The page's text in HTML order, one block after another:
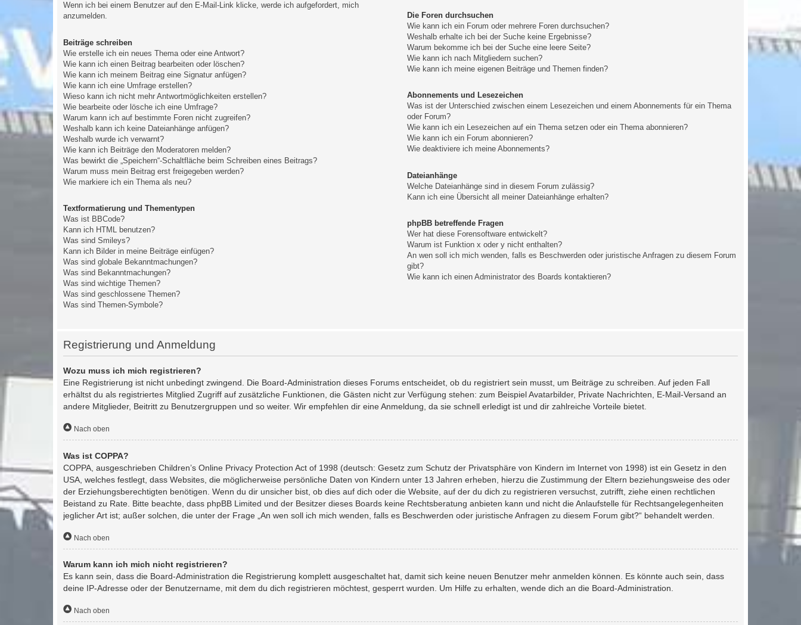
Wenn ich bei einem Benutzer auf den E-Mail-Link klicke, werde ich aufgefordert, mich
anzumelden.
Beiträge schreiben
Wie erstelle ich ein neues Thema oder eine Antwort?
Wie kann ich einen Beitrag bearbeiten oder löschen?
Wie kann ich meinem Beitrag eine Signatur anfügen?
Wie kann ich eine Umfrage erstellen?
Wieso kann ich nicht mehr Antwortmöglichkeiten erstellen?
Wie bearbeite oder lösche ich eine Umfrage?
Warum kann ich auf bestimmte Foren nicht zugreifen?
Weshalb kann ich keine Dateianhänge anfügen?
Weshalb wurde ich verwarnt?
Wie kann ich Beiträge den Moderatoren melden?
Was bewirkt die „Speichern“-Schaltfläche beim Schreiben eines Beitrags?
Warum muss mein Beitrag erst freigegeben werden?
Wie markiere ich ein Thema als neu?
Textformatierung und Thementypen
Was ist BBCode?
Kann ich HTML benutzen?
Was sind Smileys?
Kann ich Bilder in meine Beiträge einfügen?
Was sind globale Bekanntmachungen?
Was sind Bekanntmachungen?
Was sind wichtige Themen?
Was sind geschlossene Themen?
Was sind Themen-Symbole?
Die Foren durchsuchen
Wie kann ich ein Forum oder mehrere Foren durchsuchen?
Weshalb erhalte ich bei der Suche keine Ergebnisse?
Warum bekomme ich bei der Suche eine leere Seite?
Wie kann ich nach Mitgliedern suchen?
Wie kann ich meine eigenen Beiträge und Themen finden?
Abonnements und Lesezeichen
Was ist der Unterschied zwischen einem Lesezeichen und einem Abonnements für ein Thema
oder Forum?
Wie kann ich ein Lesezeichen auf ein Thema setzen oder ein Thema abonnieren?
Wie kann ich ein Forum abonnieren?
Wie deaktiviere ich meine Abonnements?
Dateianhänge
Welche Dateianhänge sind in diesem Forum zulässig?
Kann ich eine Übersicht all meiner Dateianhänge erhalten?
phpBB betreffende Fragen
Wer hat diese Forensoftware entwickelt?
Warum ist Funktion x oder y nicht enthalten?
An wen soll ich mich wenden, falls es Beschwerden oder juristische Anfragen zu diesem Forum
gibt?
Wie kann ich einen Administrator des Boards kontaktieren?
Registrierung und Anmeldung
Wozu muss ich mich registrieren?
Eine Registrierung ist nicht unbedingt zwingend. Die Board-Administration dieses Forums entscheidet, ob du registriert sein musst, um Beiträge zu schreiben. Auf jeden Fall
erhältst du als registriertes Mitglied Zugriff auf zusätzliche Funktionen, die Gästen nicht zur Verfügung stehen: zum Beispiel Avatarbilder, Private Nachrichten, E-Mail-Versand an
andere Mitglieder, Beitritt zu Benutzergruppen und so weiter. Wir empfehlen dir eine Anmeldung, da sie schnell erledigt ist und dir zahlreiche Vorteile bietet.
Nach oben
Was ist COPPA?
COPPA, ausgeschrieben Children’s Online Privacy Protection Act of 1998 (deutsch: Gesetz zum Schutz der Privatsphäre von Kindern im Internet von 1998) ist ein Gesetz in den
USA, welches festlegt, dass Websites, die möglicherweise persönliche Daten von Kindern unter 13 Jahren erheben, hierzu die Zustimmung der Eltern beziehungsweise des oder
der Erziehungsberechtigten benötigen. Wenn du dir unsicher bist, ob dies auf dich oder die Website, auf der du dich zu registrieren versuchst, zutrifft, ziehe einen rechtlichen
Beistand zu Rate. Bitte beachte, dass phpBB Limited und der Besitzer dieses Boards keine Rechtsberatung anbieten kann und nicht die Anlaufstelle für Rechtsangelegenheiten
jeglicher Art ist; außer solchen, die unter der Frage „An wen soll ich mich wenden, falls es Beschwerden oder juristische Anfragen zu diesem Forum gibt?“ behandelt werden.
Nach oben
Warum kann ich mich nicht registrieren?
Es kann sein, dass die Board-Administration die Registrierung komplett ausgeschaltet hat, damit sich keine neuen Benutzer mehr anmelden können. Es könnte auch sein, dass
deine IP-Adresse oder der Benutzername, mit dem du dich registrieren möchtest, gesperrt wurden. Um Hilfe zu erhalten, wende dich an die Board-Administration.
Nach oben